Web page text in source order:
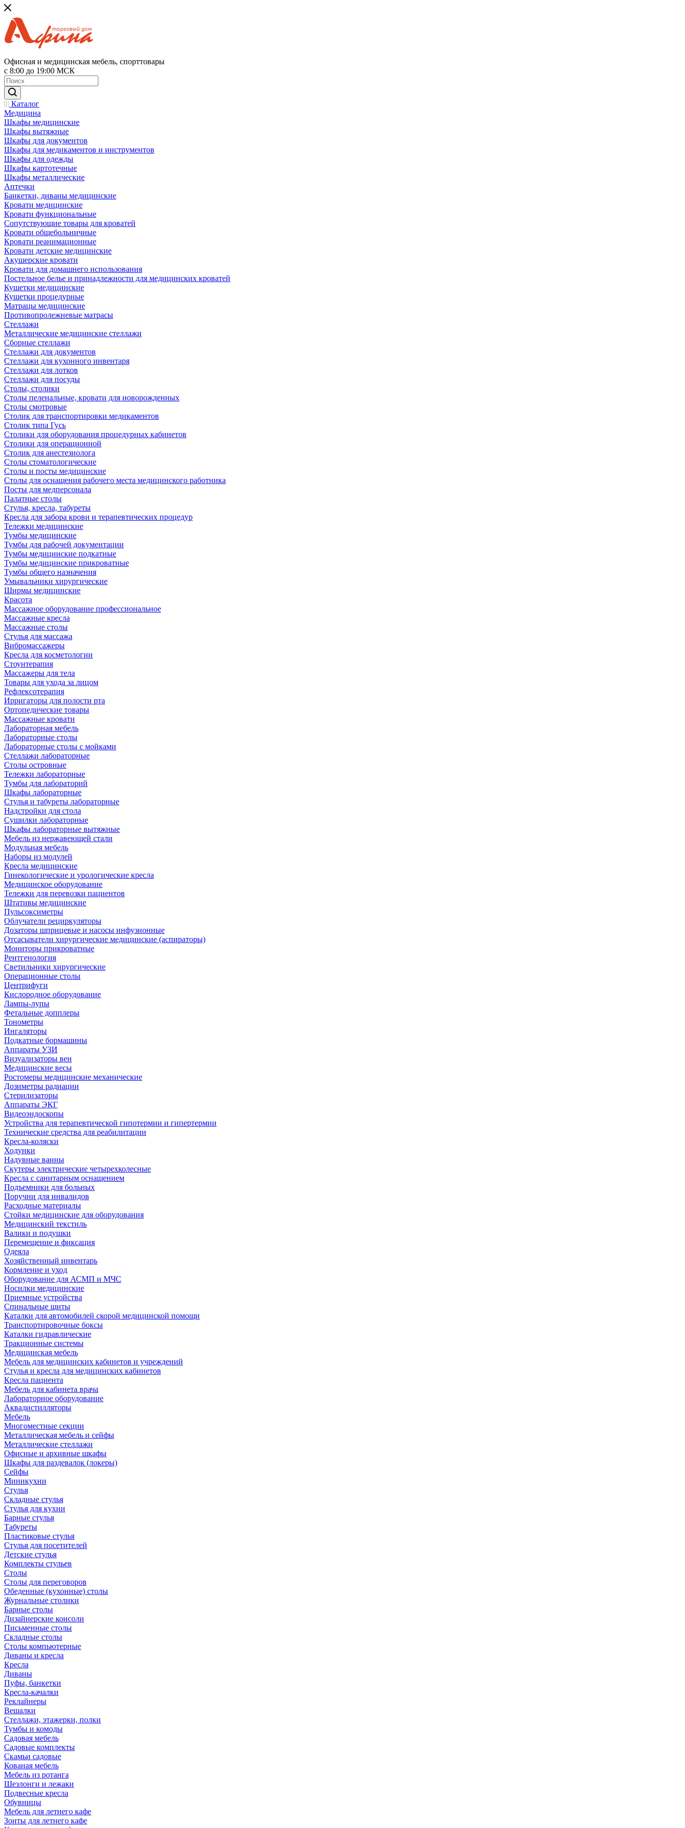
Офисная и медицинская мебель, спорттовары
с 8:00 до 19:00 МСК
Каталог
Медицина
Шкафы медицинские
Шкафы вытяжные
Шкафы для документов
Шкафы для медикаментов и инструментов
Шкафы для одежды
Шкафы картотечные
Шкафы металлические
Аптечки
Банкетки, диваны медицинские
Кровати медицинские
Кровати функциональные
Сопутствующие товары для кроватей
Кровати общебольничные
Кровати реанимационные
Кровати детские медицинские
Акушерские кровати
Кровати для домашнего использования
Постельное белье и принадлежности для медицинских кроватей
Кушетки медицинские
Кушетки процедурные
Матрацы медицинские
Противопролежневые матрасы
Стеллажи
Металлические медицинские стеллажи
Сборные стеллажи
Стеллажи для документов
Стеллажи для кухонного инвентаря
Стеллажи для лотков
Стеллажи для посуды
Столы, столики
Столы пеленальные, кровати для новорожденных
Столы смотровые
Столик для транспортировки медикаментов
Столик типа Гусь
Столики для оборудования процедурных кабинетов
Столики для операционной
Столик для анестезиолога
Столы стоматологические
Столы и посты медицинские
Столы для оснащения рабочего места медицинского работника
Посты для медперсонала
Палатные столы
Стулья, кресла, табуреты
Кресла для забора крови и терапевтических процедур
Тележки медицинские
Тумбы медицинские
Тумбы для рабочей документации
Тумбы медицинские подкатные
Тумбы медицинские прикроватные
Тумбы общего назначения
Умывальники хирургические
Ширмы медицинские
Красота
Массажное оборудование профессиональное
Массажные кресла
Массажные столы
Стулья для массажа
Вибромассажеры
Кресла для косметологии
Стоунтерапия
Массажеры для тела
Товары для ухода за лицом
Рефлексотерапия
Ирригаторы для полости рта
Ортопедические товары
Массажные кровати
Лабораторная мебель
Лабораторные столы
Лабораторные столы с мойками
Стеллажи лабораторные
Столы островные
Тележки лабораторные
Тумбы для лабораторий
Шкафы лабораторные
Стулья и табуреты лабораторные
Надстройки для стола
Сушилки лабораторные
Шкафы лабораторные вытяжные
Мебель из нержавеющей стали
Модульная мебель
Наборы из модулей
Кресла медицинские
Гинекологические и урологические кресла
Медицинское оборудование
Тележки для перевозки пациентов
Штативы медицинские
Пульсоксиметры
Облучатели рециркуляторы
Дозаторы шприцевые и насосы инфузионные
Отсасыватели хирургические медицинские (аспираторы)
Мониторы прикроватные
Рентгенология
Светильники хирургические
Операционные столы
Центрифуги
Кислородное оборудование
Лампы-лупы
Фетальные допплеры
Тонометры
Ингаляторы
Подкатные бормашины
Аппараты УЗИ
Визуализаторы вен
Медицинские весы
Ростомеры медицинские механические
Дозиметры радиации
Стерилизаторы
Аппараты ЭКГ
Видеоэндоскопы
Устройства для терапевтической гипотермии и гипертермии
Технические средства для реабилитации
Кресла-коляски
Ходунки
Надувные ванны
Скутеры электрические четырехколесные
Кресла с санитарным оснащением
Подъемники для больных
Поручни для инвалидов
Расходные материалы
Стойки медицинские для оборудования
Медицинский текстиль
Валики и подушки
Перемещение и фиксация
Одеяла
Хозяйственный инвентарь
Кормление и уход
Оборудование для АСМП и МЧС
Носилки медицинские
Приемные устройства
Спинальные щиты
Каталки для автомобилей скорой медицинской помощи
Транспортировочные боксы
Каталки гидравлические
Тракционные системы
Медицинская мебель
Мебель для медицинских кабинетов и учреждений
Стулья и кресла для медицинских кабинетов
Кресла пациента
Мебель для кабинета врача
Лабораторное оборудование
Аквадистилляторы
Мебель
Многоместные секции
Металлическая мебель и сейфы
Металлические стеллажи
Офисные и архивные шкафы
Шкафы для раздевалок (локеры)
Сейфы
Миникухни
Стулья
Складные стулья
Стулья для кухни
Барные стулья
Табуреты
Пластиковые стулья
Стулья для посетителей
Детские стулья
Комплекты стульев
Столы
Столы для переговоров
Обеденные (кухонные) столы
Журнальные столики
Барные столы
Дизайнерские консоли
Письменные столы
Складные столы
Столы компьютерные
Диваны и кресла
Кресла
Диваны
Пуфы, банкетки
Кресла-качалки
Реклайнеры
Вешалки
Стеллажи, этажерки, полки
Тумбы и комоды
Садовая мебель
Садовые комплекты
Скамьи садовые
Кованая мебель
Мебель из ротанга
Шезлонги и лежаки
Подвесные кресла
Обувницы
Мебель для летнего кафе
Зонты для летнего кафе